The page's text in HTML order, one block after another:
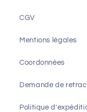
CGV
Mentions légales
Coordonnées
Demande de
Politique